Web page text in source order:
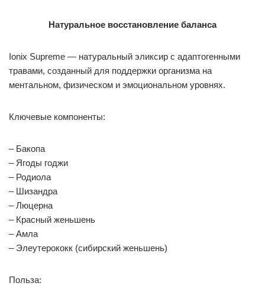
Натуральное восстановление баланса
Ionix Supreme — натуральный эликсир с адаптогенными
травами, созданный для поддержки организма на
ментальном, физическом и эмоциональном уровнях.
Ключевые компоненты:
– Бакопа
– Ягоды годжи
– Родиола
– Шизандра
– Люцерна
– Красный женьшень
– Амла
– Элеутерококк (сибирский женьшень)
Польза: